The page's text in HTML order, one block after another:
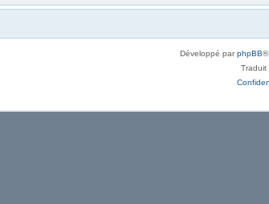
Développé parphpBB®
Traduit